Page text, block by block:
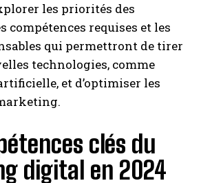
les priorités des
compétences requises et les
qui permettront de tirer
technologies, comme
et d’optimiser les
clés du
digital en 2024